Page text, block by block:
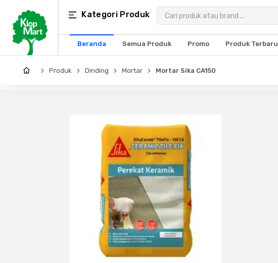
Kategori Produk
Beranda Semua Produk Promo Produk Terbaru
Kategori
Produk
Arsitektur
Produk Dinding Mortar Mortar Sika CA150